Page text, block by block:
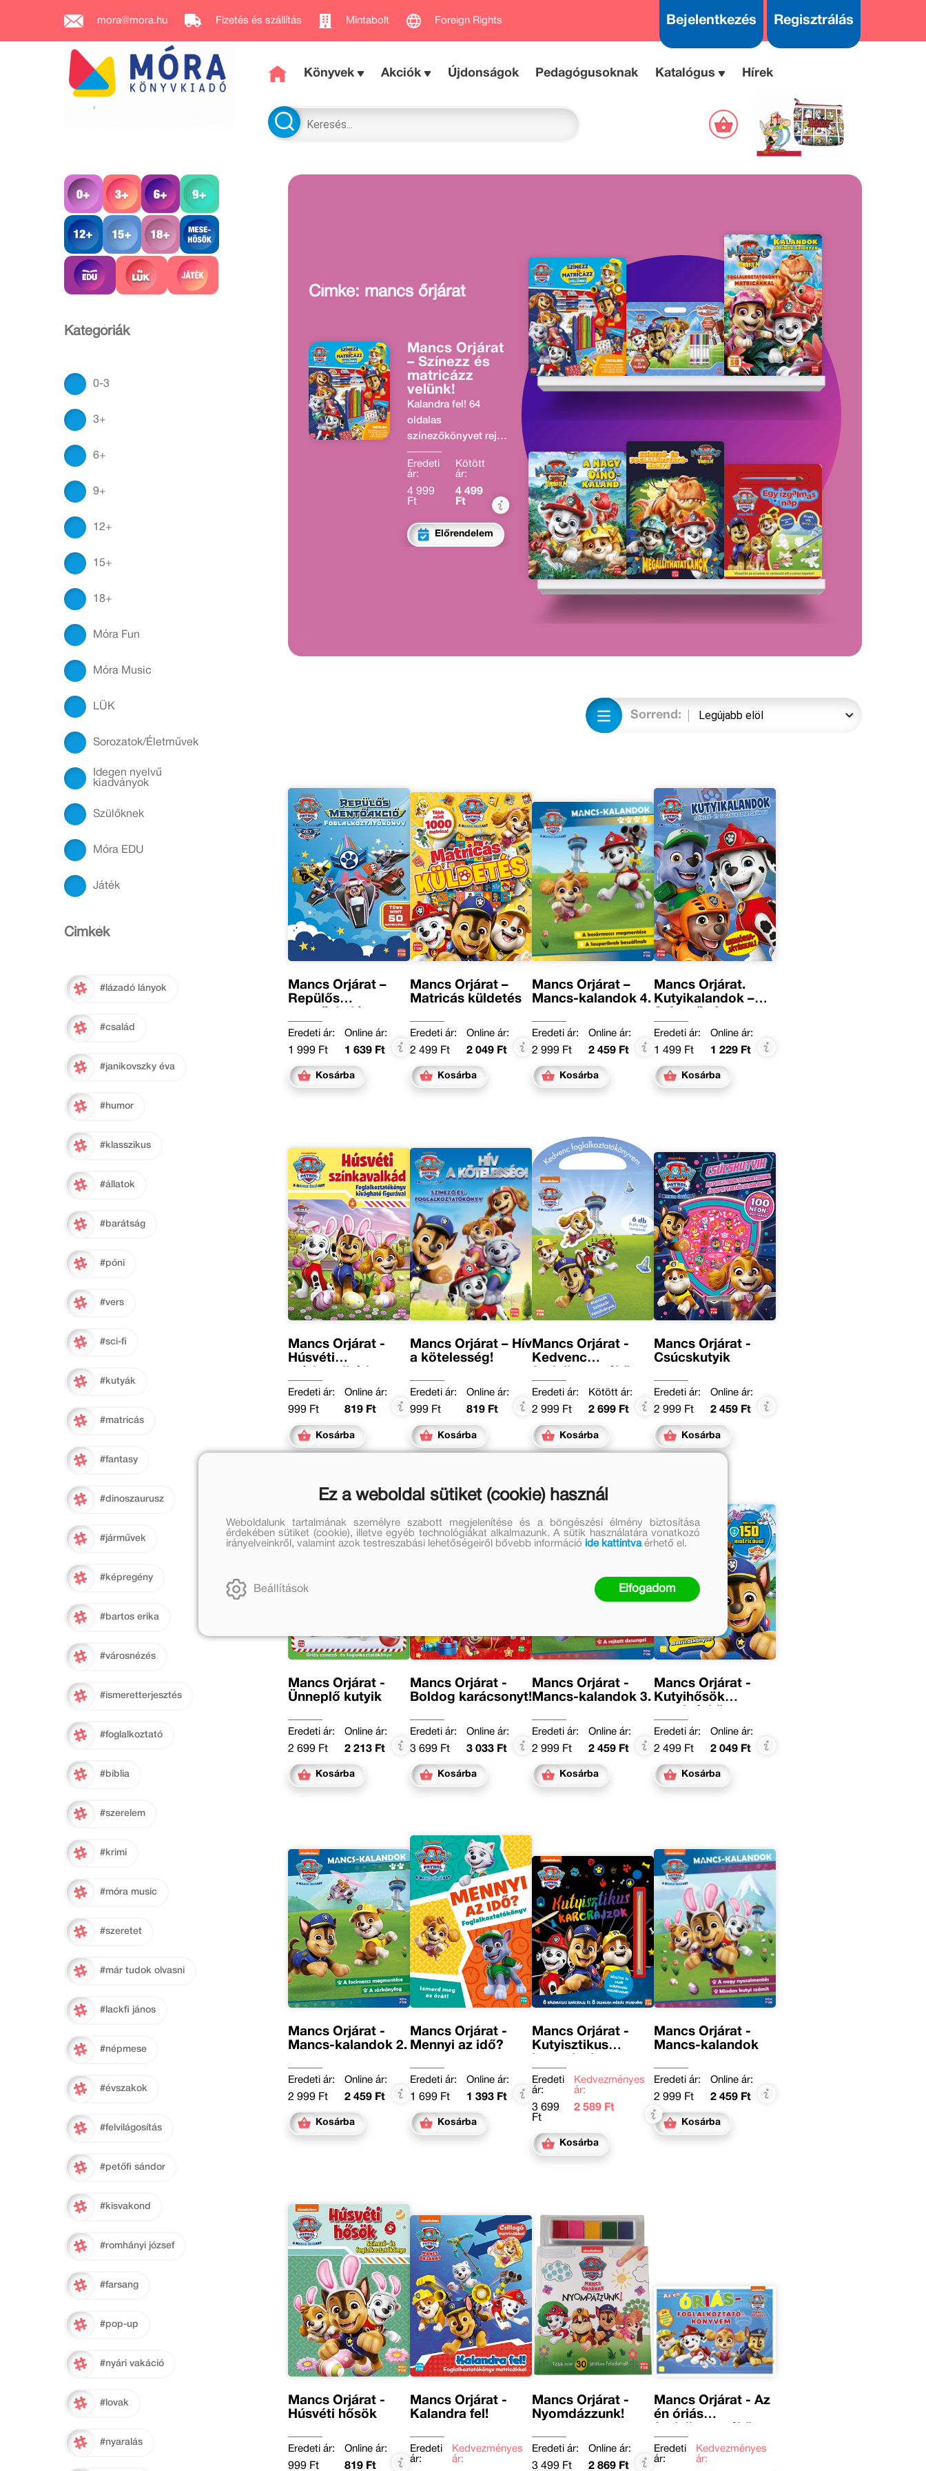
mora@mora.hu Fizetés és szállítás Mintabolt Foreign Rights Bejelentkezés Regisztrálás
Könyvek Akciók Újdonságok Pedagógusoknak Katalógus Hírek
Kategóriák
0-3
3+
6+
9+
12+
15+
18+
Móra Fun
Móra Music
LÜK
Sorozatok/Életművek
Idegen nyelvű
kiadványok
Szülőknek
Móra EDU
Játék
Cimkék
#lázadó lányok
#család
#janikovszky éva
#humor
#klasszikus
#állatok
#barátság
#póni
#vers
#sci-fi
#kutyák
#matricás
#fantasy
#dinoszaurusz
#járművek
#képregény
#bartos erika
#városnézés
#ismeretterjesztés
#foglalkoztató
#biblia
#szerelem
#krimi
#móra music
#szeretet
#már tudok olvasni
#lackfi jános
#népmese
#évszakok
#felvilágosítás
#petőfi sándor
#kisvakond
#romhányi józsef
#farsang
#pop-up
#nyári vakáció
#lovak
#nyaralás
Címke: mancs őrjárat
Mancs Őrjárat
– Színezz és
matricázz
velünk!
Kalandra fel! 64
oldalas
színezőkönyvet rejt
az a csomag, és
színes tollakat,
amikkel
kiszínezheted a
kutyisztikus képeket.
Ráadásul rengeteg
újraragasztható
Eredeti
ár:
4 999
Ft
Kötött
ár:
4 499
Ft
Előrendelem
Sorrend:
Mancs Őrjárat –
Repülős
Eredeti ár:
1 999 Ft
Online ár:
1 639 Ft
Kosárba
Mancs Őrjárat –
Matricás küldetés
Eredeti ár:
2 499 Ft
Online ár:
2 049 Ft
Kosárba
Mancs Őrjárat –
Mancs-kalandok 4.
Eredeti ár:
2 999 Ft
Online ár:
2 459 Ft
Kosárba
Mancs Őrjárat.
Kutyikalandok –
foglalkoztatókönyv
Eredeti ár:
1 499 Ft
Online ár:
1 229 Ft
Kosárba
Mancs Őrjárat -
Húsvéti
Eredeti ár:
999 Ft
Online ár:
819 Ft
Kosárba
Mancs Őrjárat – Hív
a kötelesség!
Eredeti ár:
999 Ft
Online ár:
819 Ft
Kosárba
Mancs Őrjárat -
Kedvenc
Eredeti ár:
2 999 Ft
Kötött ár:
2 699 Ft
Kosárba
Mancs Őrjárat -
Csúcskutyik
Eredeti ár:
2 999 Ft
Online ár:
2 459 Ft
Kosárba
Mancs Őrjárat -
Ünneplő kutyik
Eredeti ár:
2 699 Ft
Online ár:
2 213 Ft
Kosárba
Mancs Őrjárat -
Boldog karácsonyt!
Eredeti ár:
3 699 Ft
Online ár:
3 033 Ft
Kosárba
Mancs Őrjárat -
Mancs-kalandok 3.
Eredeti ár:
2 999 Ft
Online ár:
2 459 Ft
Kosárba
Mancs Őrjárat -
Kutyihősök
Eredeti ár:
2 499 Ft
Online ár:
2 049 Ft
Kosárba
Mancs Őrjárat -
Mancs-kalandok 2.
Eredeti ár:
2 999 Ft
Online ár:
2 459 Ft
Kosárba
Mancs Őrjárat -
Mennyi az idő?
Eredeti ár:
1 699 Ft
Online ár:
1 393 Ft
Kosárba
Mancs Őrjárat -
Kutyisztikus
Eredeti
ár:
3 699
Ft
Kedvezményes
ár:
2 589 Ft
Kosárba
Mancs Őrjárat -
Mancs-kalandok
Eredeti ár:
2 999 Ft
Online ár:
2 459 Ft
Kosárba
Mancs Őrjárat -
Húsvéti hősök
Eredeti ár:
999 Ft
Online ár:
819 Ft
Mancs Őrjárat -
Kalandra fel!
Eredeti
ár:
Kedvezményes
ár:
Mancs Őrjárat -
Nyomdázzunk!
Eredeti ár:
3 499 Ft
Online ár:
2 869 Ft
Mancs Őrjárat - Az
én óriás
Eredeti
ár:
Kedvezményes
ár:
Ez a weboldal sütiket (cookie) használ
Weboldalunk tartalmának személyre szabott megjelenítése és a böngészési élmény biztosítása
érdekében sütiket (cookie), illetve egyéb technológiákat alkalmazunk. A sütik használatára vonatkozó
irányelveinkről, valamint azok testreszabási lehetőségeiről bővebb információ ide kattintvaérhető el.
Beállítások Elfogadom